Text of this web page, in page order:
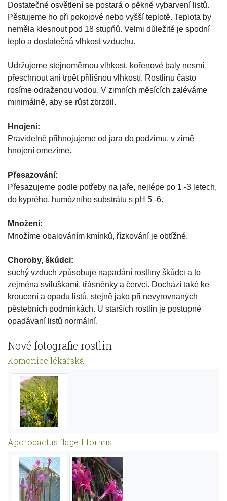
Dostatečné osvětlení se postará o pěkné vybarvení listů.
Pěstujeme ho při pokojové nebo vyšší teplotě. Teplota by
neměla klesnout pod 18 stupňů. Velmi důležité je spodní
teplo a dostatečná vlhkost vzduchu.
Udržujeme stejnoměrnou vlhkost, kořenové baly nesmí
přeschnout ani trpět přílišnou vlhkostí. Rostlinu často
rosíme odraženou vodou. V zimních měsících zaléváme
minimálně, aby se růst zbrzdil.
Hnojení:
Pravidelně přihnojujeme od jara do podzimu, v zimě
hnojení omezíme.
Přesazování:
Přesazujeme podle potřeby na jaře, nejlépe po 1 -3 letech,
do kyprého, humózního substrátu s pH 5 -6.
Množení:
Množíme obalováním kmínků, řízkování je obtížné.
Choroby, škůdci:
suchý vzduch způsobuje napadání rostliny škůdci a to
zejména sviluškami, třásněnky a červci. Dochází také ke
kroucení a opadu listů, stejně jako při nevyrovnaných
pěstebních podmínkách. U starších rostlin je postupné
opadávaní listů normální.
Nové fotografie rostlin
Komonice lékařská
Aporocactus flagelliformis